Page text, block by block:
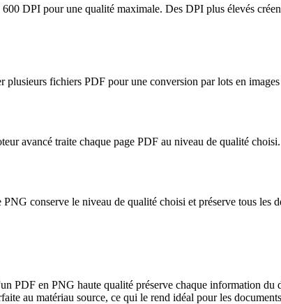
DPI pour une qualité maximale. Des DPI plus élevés
fichiers PDF pour une conversion par lots en
avancé traite chaque page PDF au niveau de qualité choisi.
conserve le niveau de qualité choisi et préserve tous les
PDF en PNG haute qualité préserve chaque information
au matériau source, ce qui le rend idéal pour les